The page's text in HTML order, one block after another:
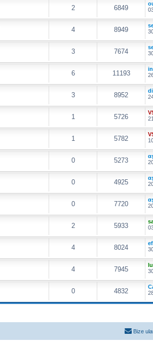
2 6849
4 8949
3 7674
6 11193
3 8952
1 5726
1 5782
0 5273
0 4925
0 7720
2 5933
4 8024
4 7945
0 4832
Bize